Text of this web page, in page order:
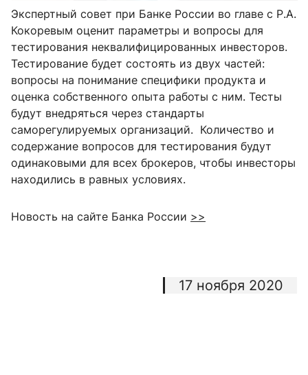
Экспертный совет при Банке России во главе с Р.А.
Кокоревым оценит параметры и вопросы для
тестирования неквалифицированных инвесторов.
Тестирование будет состоять из двух частей:
вопросы на понимание специфики продукта и
оценка собственного опыта работы с ним. Тесты
будут внедряться через стандарты
саморегулируемых организаций. Количество и
содержание вопросов для тестирования будут
одинаковыми для всех брокеров, чтобы инвесторы
находились в равных условиях.
Новость на сайте Банка России >>
17 ноября 2020